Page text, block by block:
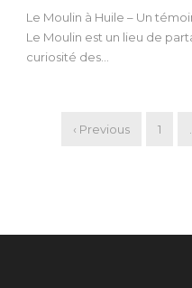
Le Moulin à Huile – Un
Le Moulin est un lieu de
curiosité des...
‹ Previous 1